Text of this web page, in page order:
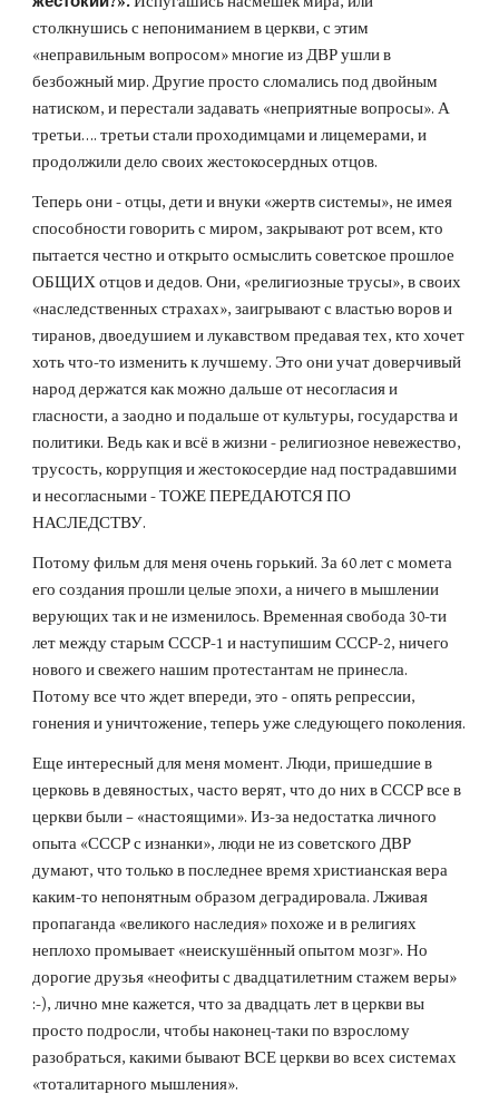
столкнушись с непониманием в церкви, с этим
«неправильным вопросом» многие из ДВР ушли в
безбожный мир. Другие просто сломались под двойным
натиском, и перестали задавать «неприятные вопросы». А
третьи…. третьи стали проходимцами и лицемерами, и
продолжили дело своих жестокосердных отцов.
Теперь они - отцы, дети и внуки «жертв системы», не имея
способности говорить с миром, закрывают рот всем, кто
пытается честно и открыто осмыслить советское прошлое
ОБЩИХ отцов и дедов. Они, «религиозные трусы», в своих
«наследственных страхах», заигрывают с властью воров и
тиранов, двоедушием и лукавством предавая тех, кто хочет
хоть что-то изменить к лучшему. Это они учат доверчивый
народ держатся как можно дальше от несогласия и
гласности, а заодно и подальше от культуры, государства и
политики. Ведь как и всё в жизни - религиозное невежество,
трусость, коррупция и жестокосердие над пострадавшими
и несогласными - ТОЖЕ ПЕРЕДАЮТСЯ ПО
НАСЛЕДСТВУ.
Потому фильм для меня очень горький. За 60 лет с момета
его создания прошли целые эпохи, а ничего в мышлении
верующих так и не изменилось. Временная свобода 30-ти
лет между старым СССР-1 и наступишим СССР-2, ничего
нового и свежего нашим протестантам не принесла.
Потому все что ждет впереди, это - опять репрессии,
гонения и уничтожение, теперь уже следующего поколения.
Еще интересный для меня момент. Люди, пришедшие в
церковь в девяностых, часто верят, что до них в СССР все в
церкви были – «настоящими». Из-за недостатка личного
опыта «СССР с изнанки», люди не из советского ДВР
думают, что только в последнее время христианская вера
каким-то непонятным образом деградировала. Лживая
пропаганда «великого наследия» похоже и в религиях
неплохо промывает «неискушённый опытом мозг». Но
дорогие друзья «неофиты с двадцатилетним стажем веры»
:-), лично мне кажется, что за двадцать лет в церкви вы
просто подросли, чтобы наконец-таки по взрослому
разобраться, какими бывают ВСЕ церкви во всех системах
«тоталитарного мышления».